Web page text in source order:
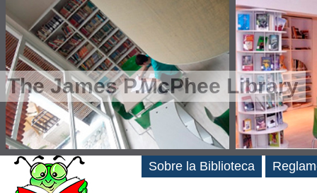
The James P.McPhee Library
Sobre la Biblioteca
Novedades